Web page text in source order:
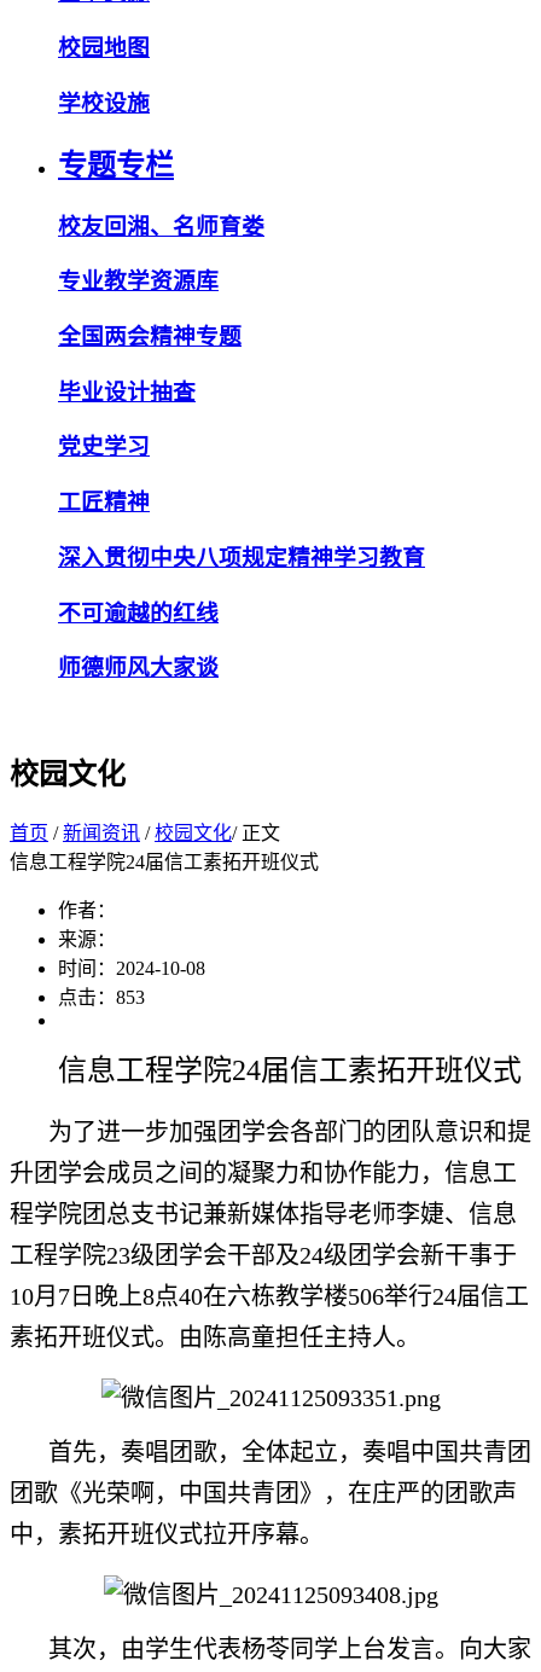
校园地图
学校设施
专题专栏
校友回湘、名师育娄
专业教学资源库
全国两会精神专题
毕业设计抽查
党史学习
工匠精神
深入贯彻中央八项规定精神学习教育
不可逾越的红线
师德师风大家谈
校园文化
首页 /新闻资讯 /校园文化/ 正文
信息工程学院24届信工素拓开班仪式
作者：
来源：
时间：2024-10-08
点击： 853
信息工程学院24届信工素拓开班仪式
为了进一步加强团学会各部门的团队意识和提
升团学会成员之间的凝聚力和协作能力，信息工
程学院团总支书记兼新媒体指导老师李婕、信息
工程学院23级团学会干部及24级团学会新干事于
10月7日晚上8点40在六栋教学楼506举行24届信工
素拓开班仪式。由陈高童担任主持人。
首先，奏唱团歌，全体起立，奏唱中国共青团
团歌《光荣啊，中国共青团》，在庄严的团歌声
中，素拓开班仪式拉开序幕。
其次，由学生代表杨苓同学上台发言。向大家